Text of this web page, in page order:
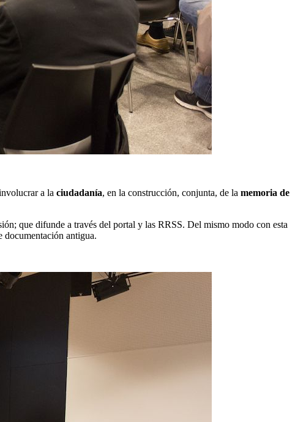
a la ciudadanía, en la construcción, conjunta, de la memoria de
que difunde a través del portal y las RRSS. Del mismo modo con esta
documentación antigua.